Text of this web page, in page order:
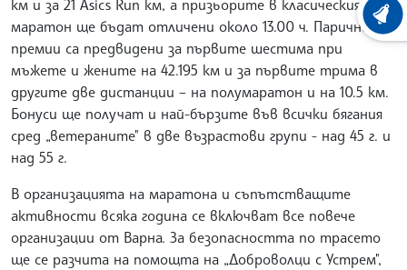
км и за 21 Asics Run км, а призьорите в класическия
маратон ще бъдат отличени около 13.00 ч. Парични
премии са предвидени за първите шестима при
мъжете и жените на 42.195 км и за първите трима в
другите две дистанции – на полумаратон и на 10.5 км.
Бонуси ще получат и най-бързите във всички бягания
сред „ветераните" в две възрастови групи - над 45 г. и
над 55 г.
В организацията на маратона и съпътстващите
активности всяка година се включват все повече
организации от Варна. За безопасността по трасето
ще се разчита на помощта на „Доброволци с Устрем",